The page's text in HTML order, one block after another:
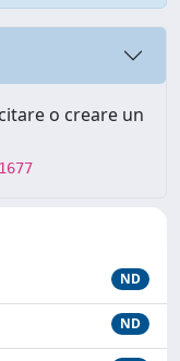
o creare un
ND
ND